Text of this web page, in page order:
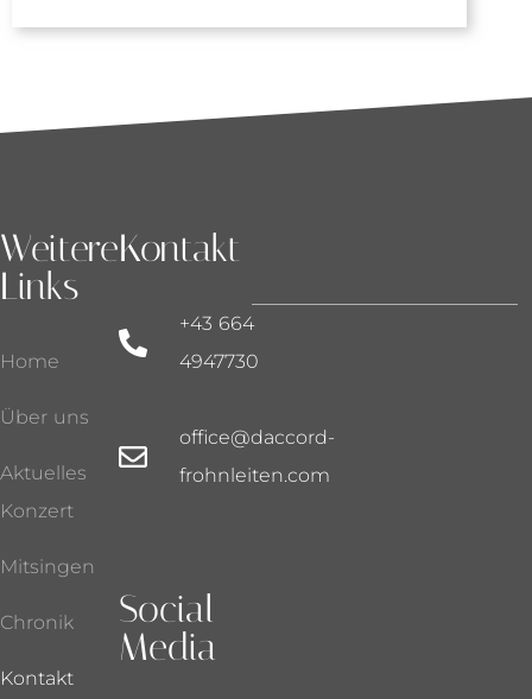
Weitere
Links
Home
Über uns
Aktuelles
Konzert
Mitsingen
Chronik
Kontakt
Kontakt
+43 664
4947730
office@daccord-
frohnleiten.com
Social
Media